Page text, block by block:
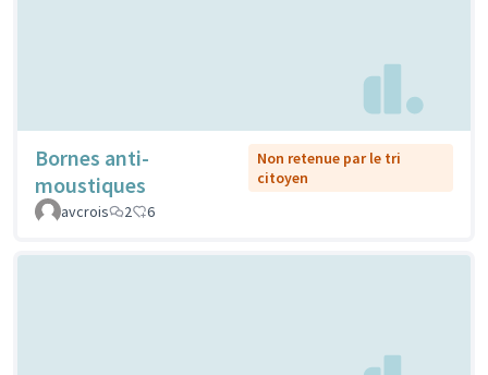
Bornes anti-
moustiques
Non retenue par le tri
citoyen
avcrois
2 6